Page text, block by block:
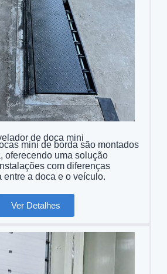
de doca mini
mini de borda são montados
oferecendo uma solução
com diferenças
entre a doca e o veículo.
Ver Detalhes